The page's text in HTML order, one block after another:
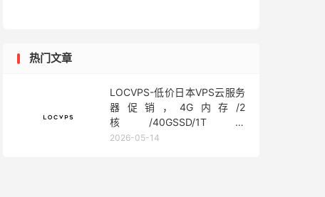
热门文章
LOCVPS-低价日本VPS云服务
器促销，4G内存/2
核/40GSSD/1T流
量/450Mbps带宽，低至36元/
2026-05-14